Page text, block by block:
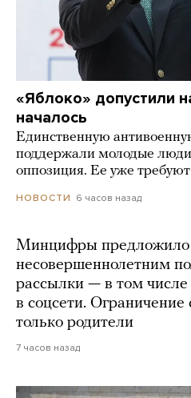
«Яблоко» допустили
началось
Единственную
поддержали молодые люди
оппозиция. Ее уже
НОВОСТИ 6 часов назад
Минцифры предложило
несовершеннолетним
рассылки — в том
в соцсети. Ограничение
только родители
7 часов назад